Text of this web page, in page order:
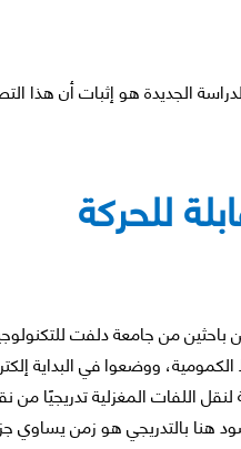
الجديدة هو إثبات أن هذا
للحركة
باحثين من جامعة دلفت
ووضعوا في البداية
اللفات المغزلية تدريجيًا
بالتدريجي هو زمن يساوي